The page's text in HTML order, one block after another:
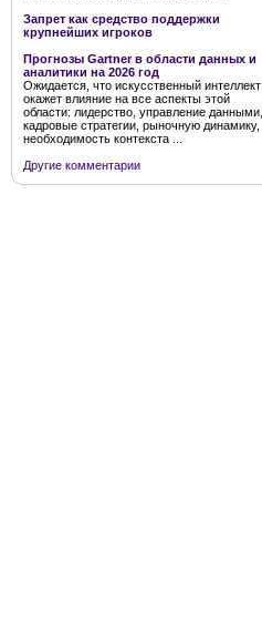
Запрет как средство поддержки
крупнейших игроков
Прогнозы Gartner в области данных и
аналитики на 2026 год
Ожидается, что искусственный интеллект
окажет влияние на все аспекты этой
области: лидерство, управление данными,
кадровые стратегии, рыночную динамику,
необходимость контекста ...
Другие комментарии